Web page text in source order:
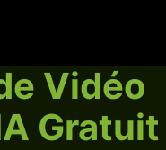
Vidéo
Gratuit